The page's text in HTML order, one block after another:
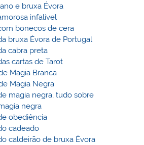
e bruxa Évora
infalível
bonecos de cera
bruxa Évora de Portugal
cabra preta
cartas de Tarot
Magia Branca
Magia Negra
magia negra, tudo sobre
negra
obediência
cadeado
caldeirão de bruxa Èvora